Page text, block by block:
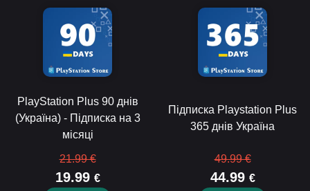
PlayStation Plus 90 днів
(Україна) - Підписка на 3
місяці
21.99 €
19.99 €
Підписка Playstation Plus
365 днів Україна
49.99 €
44.99 €